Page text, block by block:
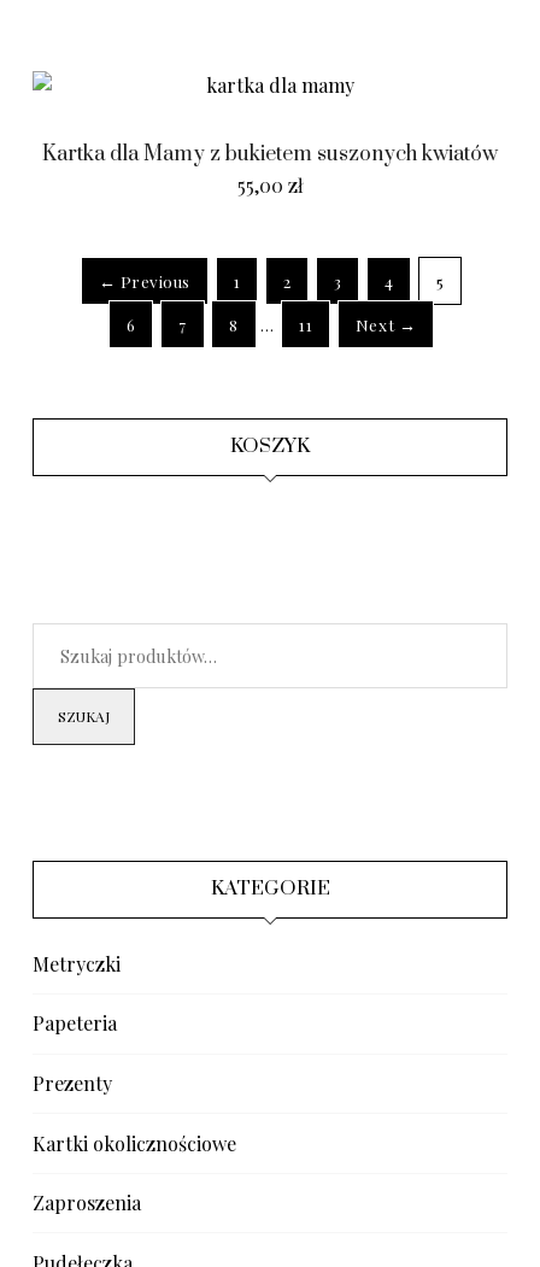
Kartka dla Mamy z bukietem suszonych kwiatów
55,00 zł
← Previous 1 2 3 4
5
6
7 8 … 11 Next →
KOSZYK
SZUKAJ
KATEGORIE
Metryczki
Papeteria
Prezenty
Kartki okolicznościowe
Zaproszenia